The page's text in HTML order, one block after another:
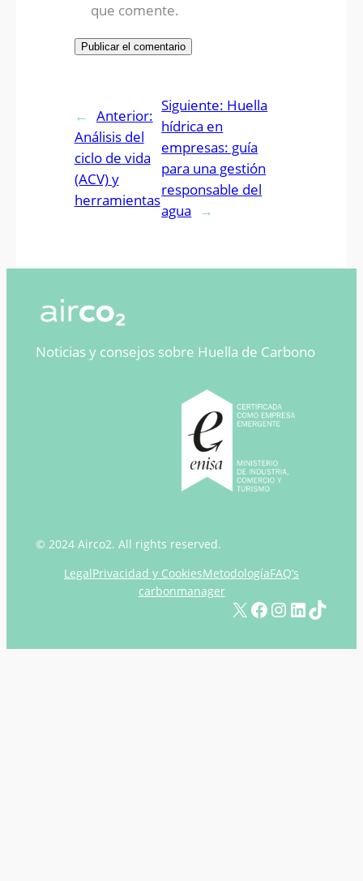
que comente.
← Anterior:
Análisis del
ciclo de vida
(ACV) y
herramientas
Siguiente: Huella
hídrica en
empresas: guía
para una gestión
responsable del
agua
→
Noticias y consejos sobre Huella de Carbono
© 2024 Airco2. All rights reserved.
LegalPrivacidad y CookiesMetodologíaFAQ’s
carbonmanager
X Facebook InstagramLinkedIn TikTok